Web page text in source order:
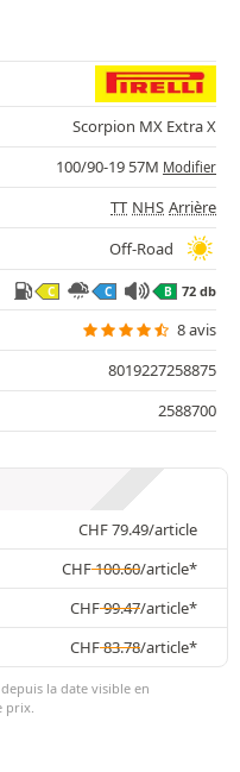
Scorpion MX Extra X
100/90-19 57M Modifier
TT NHS Arrière
Off-Road
C C B 72 db
8 avis
8019227258875
2588700
CHF79.49/article
CHF100.60/article*
CHF99.47/article*
CHF83.78/article*
la date visible en
prix.